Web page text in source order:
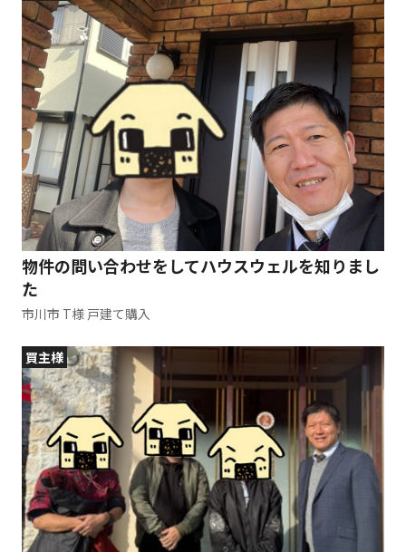
物件の問い合わせをしてハウスウェルを知りまし
た
市川市 T様 戸建て購入
買主様